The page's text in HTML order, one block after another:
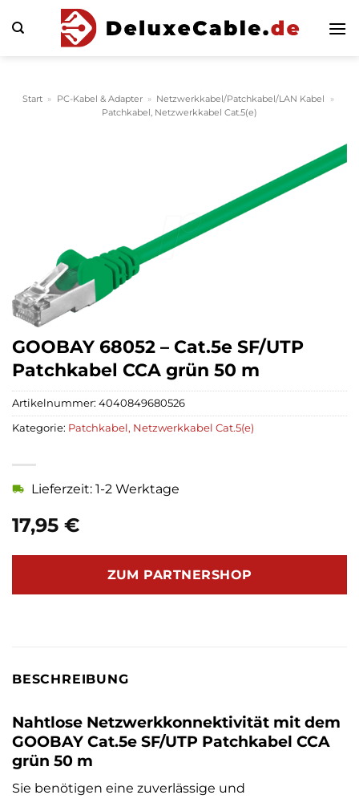
Inhalt
Start » PC-Kabel & Adapter » Netzwerkkabel/Patchkabel/LAN Kabel
»
Patchkabel, Netzwerkkabel Cat.5(e)
GOOBAY 68052 – Cat.5e SF/UTP
Patchkabel CCA grün 50 m
17,95 €
Lieferzeit: 1-2 Werktage
ZUM PARTNERSHOP
Artikelnummer: 4040849680526
Kategorie: Patchkabel, Netzwerkkabel Cat.5(e)
BESCHREIBUNG
Nahtlose Netzwerkkonnektivität mit dem
GOOBAY Cat.5e SF/UTP Patchkabel CCA
grün 50 m
Sie benötigen eine zuverlässige und